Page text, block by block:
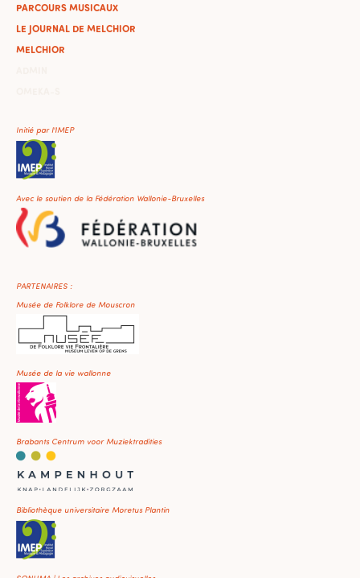
PARCOURS MUSICAUX
LE JOURNAL DE MELCHIOR
MELCHIOR
Initié par l'IMEP
Avec le soutien de la Fédération Wallonie-Bruxelles
PARTENAIRES :
Musée de Folklore de Mouscron
Musée de la vie wallonne
Brabants Centrum voor Muziektradities
Bibliothèque universitaire Moretus Plantin